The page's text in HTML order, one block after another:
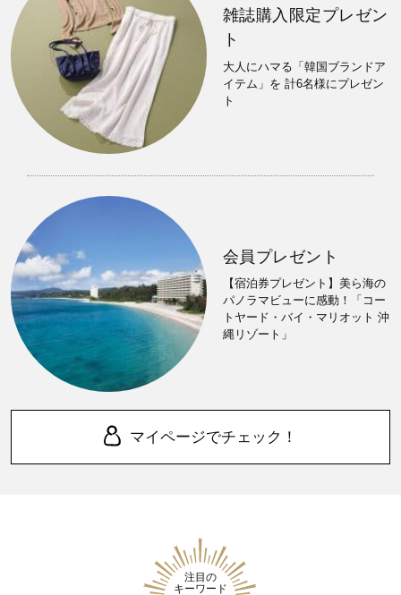
雑誌購入限定プレゼン
ト
大人にハマる「韓国ブランドア
イテム」を 計6名様にプレゼン
ト
会員プレゼント
【宿泊券プレゼント】美ら海の
パノラマビューに感動！「コー
トヤード・バイ・マリオット 沖
縄リゾート」
マイページでチェック！
注目の
キーワード